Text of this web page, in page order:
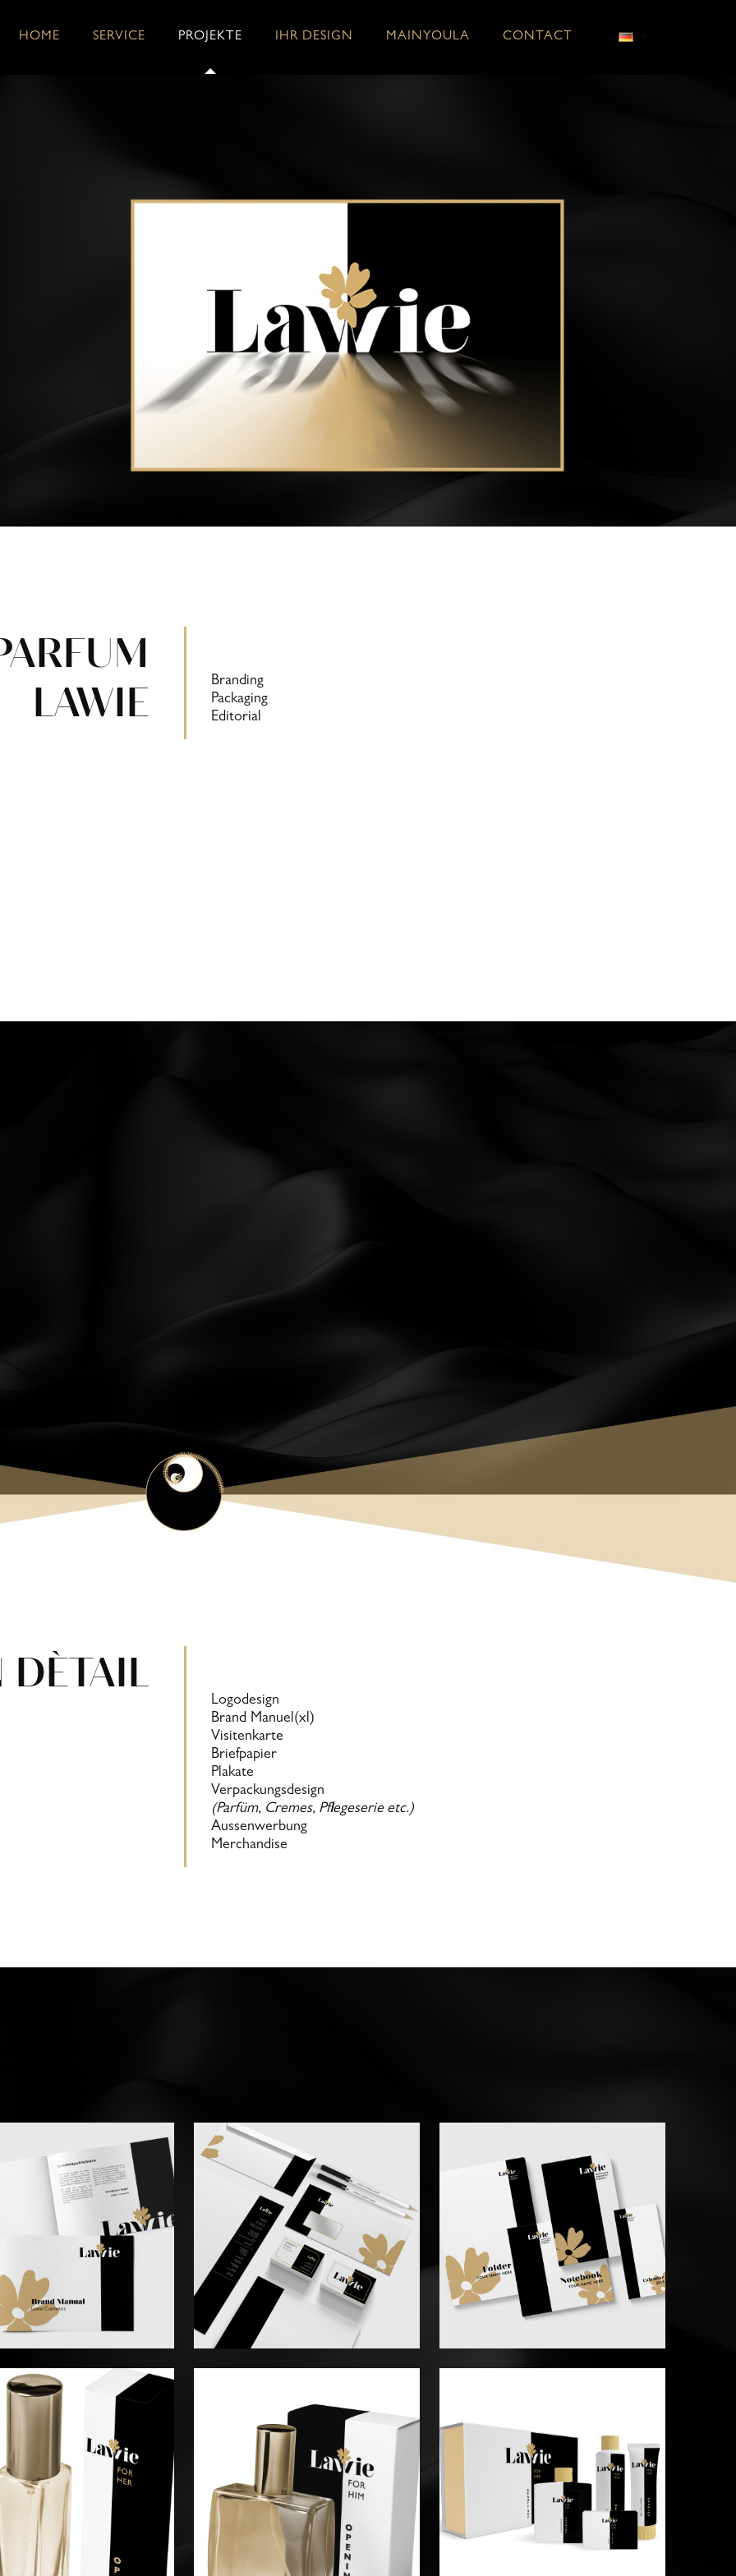
HOME SERVICE PROJEKTE IHR DESIGN MAINYOULA CONTACT
LAWIE
Branding
Packaging
Editorial
DÈTAIL
Logodesign
Brand Manuel(xl)
Visitenkarte
Briefpapier
Plakate
Verpackungsdesign
(Parfüm, Cremes, Pflegeserie etc.)
Aussenwerbung
Merchandise